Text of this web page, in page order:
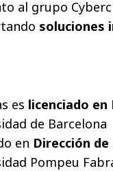
al grupo
soluciones
es licenciado en
de Barcelona
en Dirección
Pompeu